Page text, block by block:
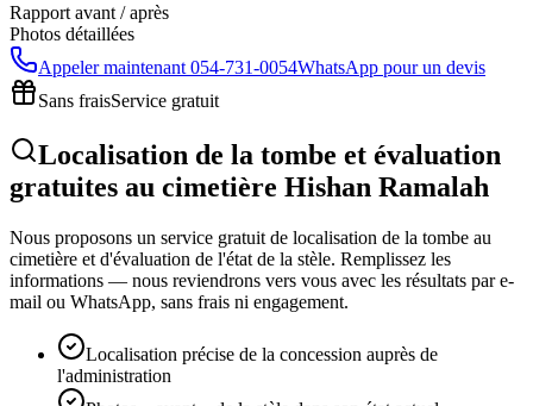
Rapport avant / après
Photos détaillées
Appeler maintenant 054-731-0054WhatsApp pour un devis
Sans fraisService gratuit
Localisation de la tombe et évaluation
gratuites au cimetière Hishan Ramalah
Nous proposons un service gratuit de localisation de la tombe au
cimetière et d'évaluation de l'état de la stèle. Remplissez les
informations — nous reviendrons vers vous avec les résultats par e-
mail ou WhatsApp, sans frais ni engagement.
Localisation précise de la concession auprès de
l'administration